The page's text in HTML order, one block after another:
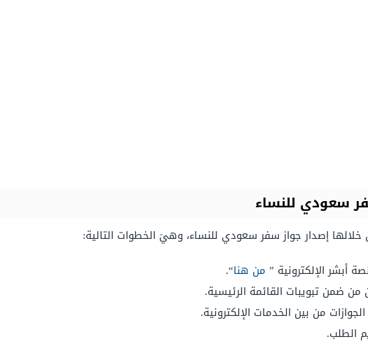
سعودي للنساء
إصدار جواز سفر سعودي للنساء، وهيَ الخطوات التالية:
أبشر الإلكترونية ” من هنا“.
من ضمن تبويبات القائمة الرئيسية.
من بين الخدمات الإلكترونية.
الطلب.